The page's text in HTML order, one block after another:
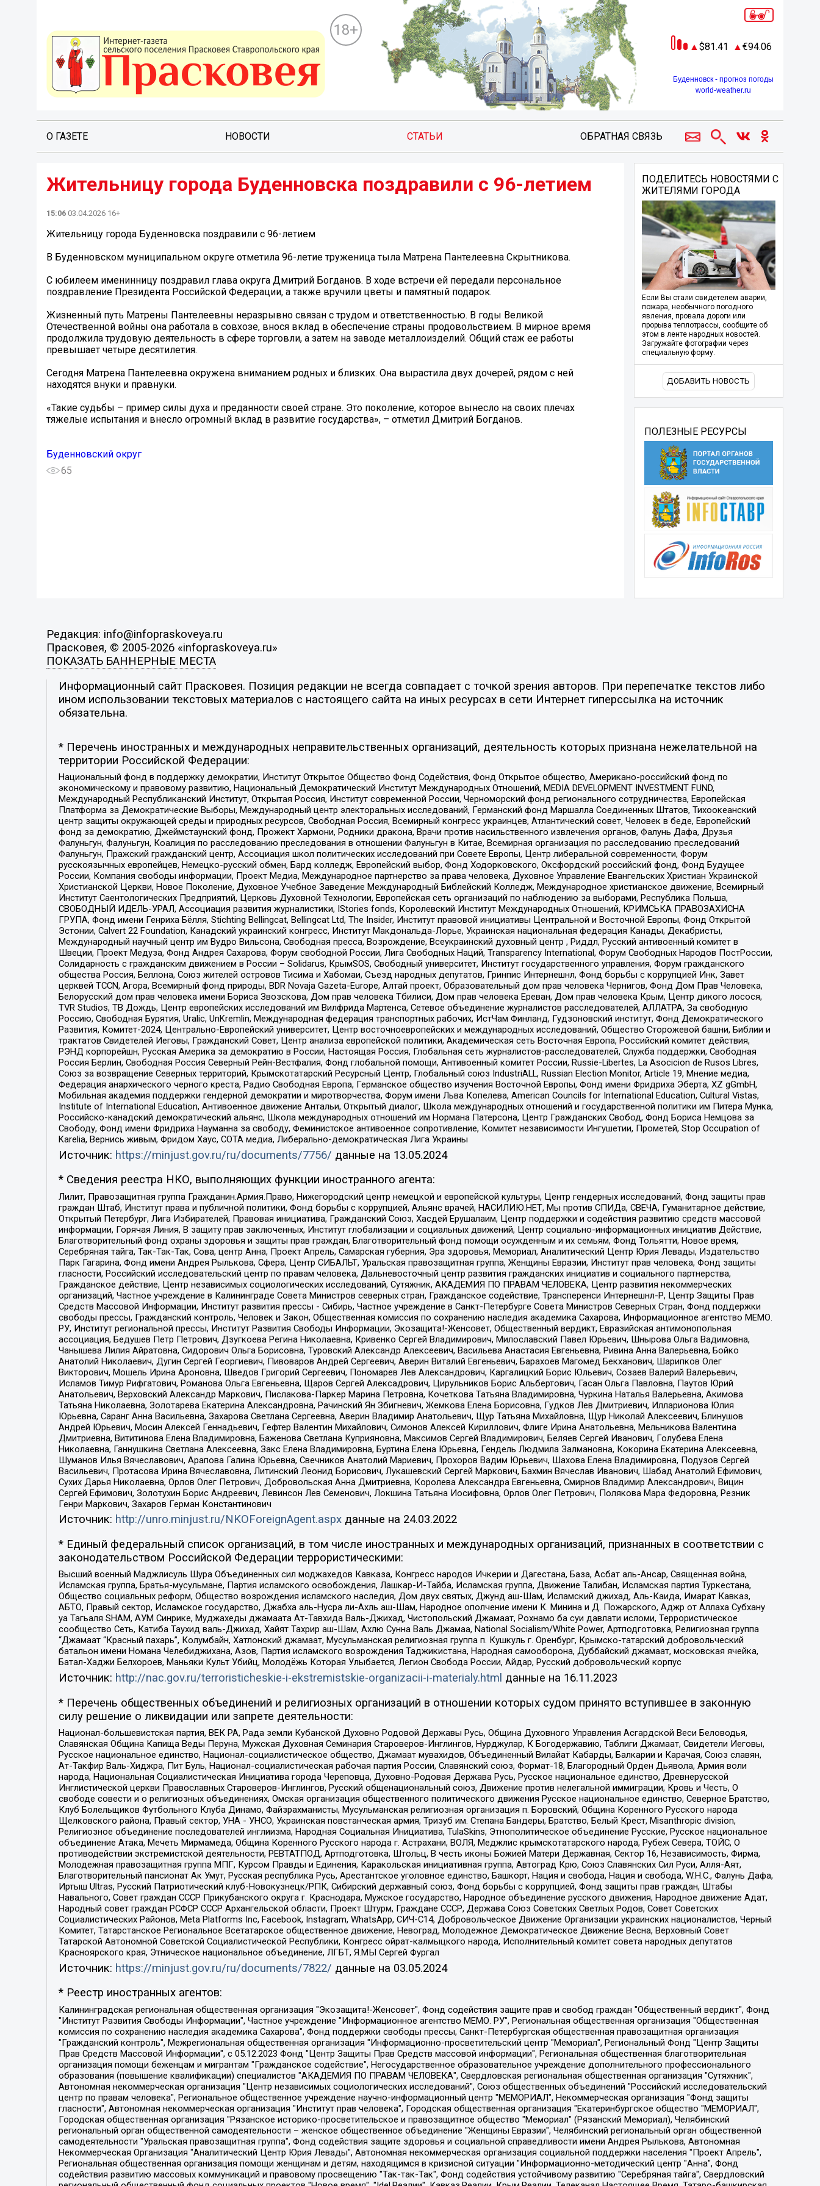
18+
81.41 94.06
Буденновск - прогноз погоды
world-weather.ru
О ГАЗЕТЕ НОВОСТИ СТАТЬИ ОБРАТНАЯ СВЯЗЬ
Жительницу города Буденновска поздравили с 96-летием
15:06 03.04.2026 16+
Жительницу города Буденновска поздравили с 96-летием
В Буденновском муниципальном округе отметила 96-летие труженица тыла Матрена Пантелеевна Скрытникова.
С юбилеем именинницу поздравил глава округа Дмитрий Богданов. В ходе встречи ей передали персональное
поздравление Президента Российской Федерации, а также вручили цветы и памятный подарок.
Жизненный путь Матрены Пантелеевны неразрывно связан с трудом и ответственностью. В годы Великой
Отечественной войны она работала в совхозе, внося вклад в обеспечение страны продовольствием. В мирное время
продолжила трудовую деятельность в сфере торговли, а затем на заводе металлоизделий. Общий стаж ее работы
превышает четыре десятилетия.
Сегодня Матрена Пантелеевна окружена вниманием родных и близких. Она вырастила двух дочерей, рядом с ней
находятся внуки и правнуки.
«Такие судьбы – пример силы духа и преданности своей стране. Это поколение, которое вынесло на своих плечах
тяжелые испытания и внесло огромный вклад в развитие государства», – отметил Дмитрий Богданов.
Буденновский округ
65
ПОДЕЛИТЕСЬ НОВОСТЯМИ С
ЖИТЕЛЯМИ ГОРОДА
Если Вы стали свидетелем аварии,
пожара, необычного погодного
явления, провала дороги или
прорыва теплотрассы, сообщите об
этом в ленте народных новостей.
Загружайте фотографии через
специальную форму.
ДОБАВИТЬ НОВОСТЬ
ПОЛЕЗНЫЕ РЕСУРСЫ
Редакция: info@infopraskoveya.ru
Прасковея, © 2005-2026 «infopraskoveya.ru»
ПОКАЗАТЬ БАННЕРНЫЕ МЕСТА
Информационный сайт Прасковея. Позиция редакции не всегда совпадает с точкой зрения авторов. При перепечатке текстов либо
ином использовании текстовых материалов с настоящего сайта на иных ресурсах в сети Интернет гиперссылка на источник
обязательна.
* Перечень иностранных и международных неправительственных организаций, деятельность которых признана нежелательной на
территории Российской Федерации:
Национальный фонд в поддержку демократии, Институт Открытое Общество Фонд Содействия, Фонд Открытое общество, Американо-российский фонд по
экономическому и правовому развитию, Национальный Демократический Институт Международных Отношений, MEDIA DEVELOPMENT INVESTMENT FUND,
Международный Республиканский Институт, Открытая Россия, Институт современной России, Черноморский фонд регионального сотрудничества, Европейская
Платформа за Демократические Выборы, Международный центр электоральных исследований, Германский фонд Маршалла Соединенных Штатов, Тихоокеанский
центр защиты окружающей среды и природных ресурсов, Свободная Россия, Всемирный конгресс украинцев, Атлантический совет, Человек в беде, Европейский
фонд за демократию, Джеймстаунский фонд, Прожект Хармони, Родники дракона, Врачи против насильственного извлечения органов, Фалунь Дафа, Друзья
Фалуньгун, Фалуньгун, Коалиция по расследованию преследования в отношении Фалуньгун в Китае, Всемирная организация по расследованию преследований
Фалуньгун, Пражский гражданский центр, Ассоциация школ политических исследований при Совете Европы, Центр либеральной современности, Форум
русскоязычных европейцев, Немецко-русский обмен, Бард колледж, Европейский выбор, Фонд Ходорковского, Оксфордский российский фонд, Фонд Будущее
России, Компания свободы информации, Проект Медиа, Международное партнерство за права человека, Духовное Управление Евангельских Христиан Украинской
Христианской Церкви, Новое Поколение, Духовное Учебное Заведение Международный Библейский Колледж, Международное христианское движение, Всемирный
Институт Саентологических Предприятий, Церковь Духовной Технологии, Европейская сеть организаций по наблюдению за выборами, Республика Польша,
СВОБОДНЫЙ ИДЕЛЬ-УРАЛ, Ассоциация развития журналистики, IStories fonds, Королевский Институт Международных Отношений, КРИМСЬКА ПРАВОЗАХИСНА
ГРУПА, Фонд имени Генриха Бёлля, Stichting Bellingcat, Bellingcat Ltd, The Insider, Институт правовой инициативы Центральной и Восточной Европы, Фонд Открытой
Эстонии, Calvert 22 Foundation, Канадский украинский конгресс, Институт Макдональда-Лорье, Украинская национальная федерация Канады, Декабристы,
Международный научный центр им Вудро Вильсона, Свободная пресса, Возрождение, Всеукраинский духовный центр , Риддл, Русский антивоенный комитет в
Швеции, Проект Медуза, Фонд Андрея Сахарова, Форум свободной России, Лига Свободных Наций, Transparеncy International, Форум Свободных Народов ПостРоссии,
Солидарность с гражданским движением в России – Solidarus, КрымSOS, Свободный университет, Институт государственного управления, Форум гражданского
общества Россия, Беллона, Союз жителей островов Тисима и Хабомаи, Съезд народных депутатов, Гринпис Интернешнл, Фонд борьбы с коррупцией Инк, Завет
церквей TCCN, Агора, Всемирный фонд природы, BDR Novaja Gazeta-Europe, Алтай проект, Образовательный дом прав человека Чернигов, Фонд Дом Прав Человека,
Белорусский дом прав человека имени Бориса Звозскова, Дом прав человека Тбилиси, Дом прав человека Ереван, Дом прав человека Крым, Центр дикого лосося,
TVR Studios, ТВ Дождь, Центр европейских исследований им Вилфрида Мартенса, Сетевое объединение журналистов расследователей, АЛЛАТРА, За свободную
Россию, Свободная Бурятия, Uralic, UnKremlin, Международная федерация транспортных рабочих, ИстЧам Финланд, Гудзоновский институт, Фонд Демократического
Развития, Комитет-2024, Центрально-Европейский университет, Центр восточноевропейских и международных исследований, Общество Сторожевой башни, Библии и
трактатов Свидетелей Иеговы, Гражданский Совет, Центр анализа европейской политики, Академическая сеть Восточная Европа, Российский комитет действия,
РЭНД корпорейшн, Русская Америка за демократию в России, Настоящая Россия, Глобальная сеть журналистов-расследователей, Служба поддержки, Свободная
Россия Берлин, Свободная Россия Северный Рейн-Вестфалия, Фонд глобальной помощи, Антивоенный комитет России, Russie-Libertes, La Asocicion de Rusos Libres,
Союз за возвращение Северных территорий, Крымскотатарский Ресурсный Центр, Глобальный союз IndustriALL, Russian Election Monitor, Article 19, Мнение медиа,
Федерация анархического черного креста, Радио Свободная Европа, Германское общество изучения Восточной Европы, Фонд имени Фридриха Эберта, XZ gGmbH,
Мобильная академия поддержки гендерной демократии и миротворчества, Форум имени Льва Копелева, American Councils for International Education, Cultural Vistas,
Institute of International Education, Антивоенное движение Антальи, Открытый диалог, Школа международных отношений и государственной политики им Питера Мунка,
Российско-канадский демократический альянс, Школа международных отношений им Нормана Патерсона, Центр Гражданских Свобод, Фонд Бориса Немцова за
Свободу, Фонд имени Фридриха Науманна за свободу, Феминистское антивоенное сопротивление, Комитет независимости Ингушетии, Прометей, Stop Occupation of
Karelia, Вернись живым, Фридом Хаус, СОТА медиа, Либерально-демократическая Лига Украины
Источник: https://minjust.gov.ru/ru/documents/7756/ данные на 13.05.2024
* Сведения реестра НКО, выполняющих функции иностранного агента:
Лилит, Правозащитная группа Гражданин.Армия.Право, Нижегородский центр немецкой и европейской культуры, Центр гендерных исследований, Фонд защиты прав
граждан Штаб, Институт права и публичной политики, Фонд борьбы с коррупцией, Альянс врачей, НАСИЛИЮ.НЕТ, Мы против СПИДа, СВЕЧА, Гуманитарное действие,
Открытый Петербург, Лига Избирателей, Правовая инициатива, Гражданский Союз, Хасдей Ерушалаим, Центр поддержки и содействия развитию средств массовой
информации, Горячая Линия, В защиту прав заключенных, Институт глобализации и социальных движений, Центр социально-информационных инициатив Действие,
Благотворительный фонд охраны здоровья и защиты прав граждан, Благотворительный фонд помощи осужденным и их семьям, Фонд Тольятти, Новое время,
Серебряная тайга, Так-Так-Так, Сова, центр Анна, Проект Апрель, Самарская губерния, Эра здоровья, Мемориал, Аналитический Центр Юрия Левады, Издательство
Парк Гагарина, Фонд имени Андрея Рылькова, Сфера, Центр СИБАЛЬТ, Уральская правозащитная группа, Женщины Евразии, Институт прав человека, Фонд защиты
гласности, Российский исследовательский центр по правам человека, Дальневосточный центр развития гражданских инициатив и социального партнерства,
Гражданское действие, Центр независимых социологических исследований, Сутяжник, АКАДЕМИЯ ПО ПРАВАМ ЧЕЛОВЕКА, Центр развития некоммерческих
организаций, Частное учреждение в Калининграде Совета Министров северных стран, Гражданское содействие, Трансперенси Интернешнл-Р, Центр Защиты Прав
Средств Массовой Информации, Институт развития прессы - Сибирь, Частное учреждение в Санкт-Петербурге Совета Министров Северных Стран, Фонд поддержки
свободы прессы, Гражданский контроль, Человек и Закон, Общественная комиссия по сохранению наследия академика Сахарова, Информационное агентство МЕМО.
РУ, Институт региональной прессы, Институт Развития Свободы Информации, Экозащита!-Женсовет, Общественный вердикт, Евразийская антимонопольная
ассоциация, Бедушев Петр Петрович, Дзугкоева Регина Николаевна, Кривенко Сергей Владимирович, Милославский Павел Юрьевич, Шнырова Ольга Вадимовна,
Чанышева Лилия Айратовна, Сидорович Ольга Борисовна, Туровский Александр Алексеевич, Васильева Анастасия Евгеньевна, Ривина Анна Валерьевна, Бойко
Анатолий Николаевич, Дугин Сергей Георгиевич, Пивоваров Андрей Сергеевич, Аверин Виталий Евгеньевич, Барахоев Магомед Бекханович, Шарипков Олег
Викторович, Мошель Ирина Ароновна, Шведов Григорий Сергеевич, Пономарев Лев Александрович, Каргалицкий Борис Юльевич, Созаев Валерий Валерьевич,
Исламов Тимур Рифгатович, Романова Ольга Евгеньевна, Щаров Сергей Алексадрович, Цирульников Борис Альбертович, Гасан Ольга Павловна, Паутов Юрий
Анатольевич, Верховский Александр Маркович, Пислакова-Паркер Марина Петровна, Кочеткова Татьяна Владимировна, Чуркина Наталья Валерьевна, Акимова
Татьяна Николаевна, Золотарева Екатерина Александровна, Рачинский Ян Збигневич, Жемкова Елена Борисовна, Гудков Лев Дмитриевич, Илларионова Юлия
Юрьевна, Саранг Анна Васильевна, Захарова Светлана Сергеевна, Аверин Владимир Анатольевич, Щур Татьяна Михайловна, Щур Николай Алексеевич, Блинушов
Андрей Юрьевич, Мосин Алексей Геннадьевич, Гефтер Валентин Михайлович, Симонов Алексей Кириллович, Флиге Ирина Анатольевна, Мельникова Валентина
Дмитриевна, Вититинова Елена Владимировна, Баженова Светлана Куприяновна, Максимов Сергей Владимирович, Беляев Сергей Иванович, Голубева Елена
Николаевна, Ганнушкина Светлана Алексеевна, Закс Елена Владимировна, Буртина Елена Юрьевна, Гендель Людмила Залмановна, Кокорина Екатерина Алексеевна,
Шуманов Илья Вячеславович, Арапова Галина Юрьевна, Свечников Анатолий Мариевич, Прохоров Вадим Юрьевич, Шахова Елена Владимировна, Подузов Сергей
Васильевич, Протасова Ирина Вячеславовна, Литинский Леонид Борисович, Лукашевский Сергей Маркович, Бахмин Вячеслав Иванович, Шабад Анатолий Ефимович,
Сухих Дарья Николаевна, Орлов Олег Петрович, Добровольская Анна Дмитриевна, Королева Александра Евгеньевна, Смирнов Владимир Александрович, Вицин
Сергей Ефимович, Золотухин Борис Андреевич, Левинсон Лев Семенович, Локшина Татьяна Иосифовна, Орлов Олег Петрович, Полякова Мара Федоровна, Резник
Генри Маркович, Захаров Герман Константинович
Источник: http://unro.minjust.ru/NKOForeignAgent.aspxданные на 24.03.2022
* Единый федеральный список организаций, в том числе иностранных и международных организаций, признанных в соответствии с
законодательством Российской Федерации террористическими:
Высший военный Маджлисуль Шура Объединенных сил моджахедов Кавказа, Конгресс народов Ичкерии и Дагестана, База, Асбат аль-Ансар, Священная война,
Исламская группа, Братья-мусульмане, Партия исламского освобождения, Лашкар-И-Тайба, Исламская группа, Движение Талибан, Исламская партия Туркестана,
Общество социальных реформ, Общество возрождения исламского наследия, Дом двух святых, Джунд аш-Шам, Исламский джихад, Аль-Каида, Имарат Кавказ,
АБТО, Правый сектор, Исламское государство, Джабха аль-Нусра ли-Ахль аш-Шам, Народное ополчение имени К. Минина и Д. Пожарского, Аджр от Аллаха Субхану
уа Тагьаля SHAM, АУМ Синрике, Муджахеды джамаата Ат-Тавхида Валь-Джихад, Чистопольский Джамаат, Рохнамо ба суи давлати исломи, Террористическое
сообщество Сеть, Катиба Таухид валь-Джихад, Хайят Тахрир аш-Шам, Ахлю Сунна Валь Джамаа, National Socialism/White Power, Артподготовка, Религиозная группа
“Джамаат “Красный пахарь”, Колумбайн, Хатлонский джамаат, Мусульманская религиозная группа п. Кушкуль г. Оренбург, Крымско-татарский добровольческий
батальон имени Номана Челебиджихана, Азов, Партия исламского возрождения Таджикистана, Народная самооборона, Дуббайский джамаат, московская ячейка,
Батал-Хаджи Белхороев, Маньяки Культ Убийц, Молодёжь Которая Улыбается, Легион Свобода России, Айдар, Русский добровольческий корпус
Источник: http://nac.gov.ru/terroristicheskie-i-ekstremistskie-organizacii-i-materialy.html данные на 16.11.2023
* Перечень общественных объединений и религиозных организаций в отношении которых судом принято вступившее в законную
силу решение о ликвидации или запрете деятельности:
Национал-большевистская партия, ВЕК РА, Рада земли Кубанской Духовно Родовой Державы Русь, Община Духовного Управления Асгардской Веси Беловодья,
Славянская Община Капища Веды Перуна, Мужская Духовная Семинария Староверов-Инглингов, Нурджулар, К Богодержавию, Таблиги Джамаат, Свидетели Иеговы,
Русское национальное единство, Национал-социалистическое общество, Джамаат мувахидов, Объединенный Вилайат Кабарды, Балкарии и Карачая, Союз славян,
Ат-Такфир Валь-Хиджра, Пит Буль, Национал-социалистическая рабочая партия России, Славянский союз, Формат-18, Благородный Орден Дьявола, Армия воли
народа, Национальная Социалистическая Инициатива города Череповца, Духовно-Родовая Держава Русь, Русское национальное единство, Древнерусской
Инглистической церкви Православных Староверов-Инглингов, Русский общенациональный союз, Движение против нелегальной иммиграции, Кровь и Честь, О
свободе совести и о религиозных объединениях, Омская организация общественного политического движения Русское национальное единство, Северное Братство,
Клуб Болельщиков Футбольного Клуба Динамо, Файзрахманисты, Мусульманская религиозная организация п. Боровский, Община Коренного Русского народа
Щелковского района, Правый сектор, УНА - УНСО, Украинская повстанческая армия, Тризуб им. Степана Бандеры, Братство, Белый Крест, Misanthropic division,
Религиозное объединение последователей инглиизма, Народная Социальная Инициатива, TulaSkins, Этнополитическое объединение Русские, Русское национальное
объединение Атака, Мечеть Мирмамеда, Община Коренного Русского народа г. Астрахани, ВОЛЯ, Меджлис крымскотатарского народа, Рубеж Севера, ТОЙС, О
противодействии экстремистской деятельности, РЕВТАТПОД, Артподготовка, Штольц, В честь иконы Божией Матери Державная, Сектор 16, Независимость, Фирма,
Молодежная правозащитная группа МПГ, Курсом Правды и Единения, Каракольская инициативная группа, Автоград Крю, Союз Славянских Сил Руси, Алля-Аят,
Благотворительный пансионат Ак Умут, Русская республика Русь, Арестантское уголовное единство, Башкорт, Нация и свобода, Нация и свобода, W.H.С., Фалунь Дафа,
Иртыш Ultras, Русский Патриотический клуб-Новокузнецк/РПК, Сибирский державный союз, Фонд борьбы с коррупцией, Фонд защиты прав граждан, Штабы
Навального, Совет граждан СССР Прикубанского округа г. Краснодара, Мужское государство, Народное объединение русского движения, Народное движение Адат,
Народный совет граждан РСФСР СССР Архангельской области, Проект Штурм, Граждане СССР, Держава Союз Советских Светлых Родов, Совет Советских
Социалистических Районов, Meta Platforms Inc, Facebook, Instagram, WhatsApp, СИЧ-С14, Добровольческое Движение Организации украинских националистов, Черный
Комитет, Татарстанское Региональное Всетатарское общественное движение, Невоград, Молодежное Демократическое Движение Весна, Верховный Совет
Татарской Автономной Советской Социалистической Республики, Конгресс ойрат-калмыцкого народа, Исполнительный комитет совета народных депутатов
Красноярского края, Этническое национальное объединение, ЛГБТ, Я.МЫ Сергей Фургал
Источник: https://minjust.gov.ru/ru/documents/7822/ данные на 03.05.2024
* Реестр иностранных агентов:
Калининградская региональная общественная организация "Экозащита!-Женсовет", Фонд содействия защите прав и свобод граждан "Общественный вердикт", Фонд "Институт Развития Свободы Информации", Частное учреждение "Информационное агентство МЕМО. РУ", Региональная общественная организация "Общественная комиссия по сохранению наследия академика Сахарова", Фонд поддержки свободы прессы, Санкт-Петербургская общественная правозащитная организация "Гражданский контроль", Межрегиональная общественная организация "Информационно-просветительский центр "Мемориал", Региональный Фонд "Центр Защиты Прав Средств Массовой Информации", с 05.12.2023 Фонд "Центр Защиты Прав Средств массовой информации", Региональная общественная благотворительная организация помощи беженцам и мигрантам "Гражданское содействие", Негосударственное образовательное учреждение дополнительного профессионального образования (повышение квалификации) специалистов "АКАДЕМИЯ ПО ПРАВАМ ЧЕЛОВЕКА", Свердловская региональная общественная организация "Сутяжник", Автономная некоммерческая организация "Центр независимых социологических исследований", Союз общественных объединений "Российский исследовательский центр по правам человека", Региональное общественное учреждение научно-информационный центр "МЕМОРИАЛ", Некоммерческая организация "Фонд защиты гласности", Автономная некоммерческая организация "Институт прав человека", Городская общественная организация "Екатеринбургское общество "МЕМОРИАЛ", Городская общественная организация "Рязанское историко-просветительское и правозащитное общество "Мемориал" (Рязанский Мемориал), Челябинский региональный орган общественной самодеятельности – женское общественное объединение "Женщины Евразии", Челябинский региональный орган общественной самодеятельности "Уральская правозащитная группа", Фонд содействия защите здоровья и социальной справедливости имени Андрея Рылькова, Автономная Некоммерческая Организация "Аналитический Центр Юрия Левады", Автономная некоммерческая организация социальной поддержки населения "Проект Апрель", Региональная общественная организация помощи женщинам и детям, находящимся в кризисной ситуации "Информационно-методический центр "Анна", Фонд содействия развитию массовых коммуникаций и правовому просвещению "Так-так-Так", Фонд содействия устойчивому развитию "Серебряная тайга", Свердловский региональный общественный фонд социальных проектов "Новое время", "Idel.Реалии", Кавказ.Реалии, Крым.Реалии, Телеканал Настоящее Время, Татаро-башкирская служба Радио Свобода (Azatliq Radiosi), Радио Свободная Европа/Радио Свобода (PCE/PC), "Сибирь.Реалии", "Фактограф", Благотворительный фонд помощи осужденным и их семьям, Автономная некоммерческая организация "Институт глобализации и социальных движений", Фонд "В защиту прав заключенных", Частное учреждение "Центр поддержки и содействия развитию средств массовой информации", Пензенский региональный общественный благотворительный фонд "Гражданский союз", "Север.Реалии", Некоммерческая организация Фонд "Правовая инициатива", Общество с ограниченной ответственностью "Радио Свободная Европа/Радио Свобода", Чешское информационное агентство "MEDIUM-ORIENT", Красноярская региональная общественная организация "Мы против СПИДа", Камалягин Денис Николаевич, Маркелов Сергей Евгеньевич, Пономарев Лев Александрович, Савицкая Людмила Алексеевна, Автономная некоммерческая организация "Центр по работе с проблемой насилия "НАСИЛИЮ.НЕТ", Межрегиональный профессиональный союз работников здравоохранения "Альянс врачей", Юридическое лицо, зарегистрированное в Латвийской Республике, SIA "Medusa Project" (регистрационный номер 40103797863, дата регистрации 10.06.2014), Некоммерческая организация "Фонд по борьбе с коррупцией", Автономная некоммерческая организация "Институт права и публичной политики", Баданин Роман Сергеевич, Гликин Максим Александрович, Железнова Мария Михайловна, Лукьянова Юлия Сергеевна, Маетная Елизавета Витальевна, Маняхин Петр Борисович, Чуракова Ольга Владимировна, Ярош Юлия Петровна, Юридическое лицо "The Insider SIA", зарегистрированное в Риге, Латвийская Республика (дата регистрации 26.06.2015), являющееся администратором доменного имени интернет-издания "The Insider SIA", https://theins.ru, Постернак Алексей Евгеньевич, Рубин Михаил Аркадьевич, Анин Роман Александрович, Юридическое лицо Istories fonds, зарегистрированное в Латвийской Республике (регистрационный номер 50008295751, дата регистрации 24.02.2020), Великовский Дмитрий Александрович, Долинина Ирина Николаевна, Мароховская Алеся Алексеевна, Шлейнов Роман Юрьевич, Шмагун Олеся Валентиновна, Общество с ограниченной ответственностью "Альтаир 2021", Общество с ограниченной ответственностью "Вега 2021", Общество с ограниченной ответственностью "Главный редактор 2021", Общество с ограниченной ответственностью "Ромашки монолит", Важенков Артем Валерьевич, Ивановская областная общественная организация "Центр гендерных исследований", Гурман Юрий Альбертович, Медиапроект "ОВД-Инфо", Егоров Владимир Владимирович, Жилинский Владимир Александрович, Общество с ограниченной ответственностью "ЗП", Иванова София Юрьевна, Карезина Инна Павловна, Кильтау Екатерина Викторовна, Петров Алексей Викторович, Пискунов Сергей Евгеньевич, Смирнов Сергей Сергеевич, Тихонов Михаил Сергеевич, Общество с ограниченной ответственностью "ЖУРНАЛИСТ-ИНОСТРАННЫЙ АГЕНТ", Арапова Галина Юрьевна, Вольтская Татьяна Анатольевна, Американская компания "Mason G.E.S. Anonymous Foundation" (США), являющаяся владельцем интернет-издания https://mnews.world/, Компания "Stichting Bellingcat", зарегистрированная в Нидерландах (дата регистрации 11.07.2018), Захаров Андрей Вячеславович, Клепиковская Екатерина Дмитриевна, Общество с ограниченной ответственностью "МЕМО", Перл Роман Александрович, Симонов Евгений Алексеевич, Соловьева Елена Анатольевна, Сотников Даниил Владимирович, Сурначева Елизавета Дмитриевна, Автономная некоммерческая организация по защите прав человека и информированию населения "Якутия – Наше Мнение", Общество с ограниченной ответственностью "Москоу диджитал медиа", с 26.01.2023 Общество с ограниченной ответственностью "Чайка Белые сады", Ветошкина Валерия Валерьевна, Заговора Максим Александрович, Межрегиональное общественное движение "Российская ЛГБТ - сеть", Оленичев Максим Владимирович, Павлов Иван Юрьевич, Скворцова Елена Сергеевна, Общество с ограниченной ответственностью "Как бы инагент", Кочетков Игорь Викторович, Общество с ограниченной ответственностью "Честные выборы", Еланчик Олег Александрович, Общество с ограниченной ответственностью "Нобелевский призыв", Гималова Регина Эмилевна, Григорьев Андрей Валерьевич, Григорьева Алина Александровна, Ассоциация по содействию защите прав призывников, альтернативнослужащих и военнослужащих "Правозащитная группа "Гражданин.Армия.Право", Хисамова Регина Фаритовна, Автономная некоммерческая организация по реализации социально-правовых программ "Лилит", Дальневосточное общественное движение "Маяк", Санкт-Петербургская ЛГБТ-инициативная группа "Выход", Инициативная группа ЛГБТ+ "Реверс", Алексеев Андрей Викторович, Бекбулатова Таисия Львовна, Беляев Иван Михайлович, Владыкина Елена Сергеевна, Гельман Марат Александрович, Никульшина Вероника Юрьевна, Толоконникова Надежда Андреевна, Шендерович Виктор Анатольевич, Общество с ограниченной ответственностью "Данное сообщение", Общество с ограниченной ответственностью Издательский дом "Новая глава", Айнбиндер Александра Александровна, Московский комьюнити-центр для ЛГБТ+инициатив, Благотворительный фонд развития филантропии, Deutsche Welle (Германия, Kurt-Schumacher-Strasse 3, 53113 Bonn), Борзунова Мария Михайловна, Воробьев Виктор Викторович, Голубева Анна Львовна, Константинова Алла Михайловна, Малкова Ирина Владимировна, Мурадов Мурад Абдулгалимович, Осетинская Елизавета Николаевна, Понасенков Евгений Николаевич, Ганапольский Матвей Юрьевич, Киселев Евгений Алексеевич, Борухович Ирина Григорьевна, Дремин Иван Тимофеевич, Дубровский Дмитрий Викторович, Красноярская региональная общественная организация поддержки и развития альтернативных образовательных технологий и межкультурных коммуникаций "ИНТЕРРА", Маяковская Екатерина Алексеевна, Фейгин Марк Захарович, Филимонов Андрей Викторович, Дзугкоева Регина Николаевна, Доброхотов Роман Александрович, Дудь Юрий Александрович, Елкин Сергей Владимирович, Кругликов Кирилл Игоревич, Сабунаева Мария Леонидовна, Семенов Алексей Владимирович, Шаинян Карен Багратович, Шульман Екатерина Михайловна, Асафьев Артур Валерьевич, Вахштайн Виктор Семенович, Венедиктов Алексей Алексеевич, Лушникова Екатерина Евгеньевна, Волков Леонид Михайлович, Невзоров Александр Глебович, Пархоменко Сергей Борисович, Сироткин Ярослав Николаевич, Кара-Мурза Владимир Владимирович, Баранова Наталья Владимировна, Гозман Леонид Яковлевич, Кагарлицкий Борис Юльевич, Климарев Михаил Валерьевич, Милов Владимир Станиславович, Автономная некоммерческая организация Краснодарский центр современного искусства "Типография", Моргенштерн Алишер Тагирович, Соболь Любовь Эдуардовна, Общество с ограниченной ответственностью "ЛИЗА НОРМ", Каспаров Гарри Кимович, Ходорковский Михаил Борисович, Общество с ограниченной ответственностью "Апрельские тезисы", Данилович Ирина Брониславовна, Кашин Олег Владимирович, Петров Николай Владимирович, Пивоваров Алексей Владимирович, Соколов Михаил Владимирович, Цветкова Юлия Владимировна, Чичваркин Евгений Александрович, Комитет против пыток/Команда против пыток, Общество с ограниченной ответственностью "Первый научный", Общество с ограниченной ответственностью "Вертолет и ко", Белоцерковская Вероника Борисовна, Кац Максим Евгеньевич, Лазарева Татьяна Юрьевна, Шаведдинов Руслан Табризович, Яшин Илья Валерьевич, Общество с ограниченной ответственностью "Иноагент ААВ", Алешковский Дмитрий Петрович, Альбац Евгения Марковна, Быков Дмитрий Львович, Галямина Юлия Евгеньевна, Лойко Сергей Леонидович, Мартынов Кирилл Константинович, Медведев Сергей Александрович, Крашенинников Федор Геннадиевич, Гордеева Катерина Вл